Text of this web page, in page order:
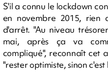
S'il a connu le lockdown
en novembre 2015,
d'arrêt. "Au niveau
mai, après ça va
compliqué", reconnaît cet
"rester optimiste, sinon